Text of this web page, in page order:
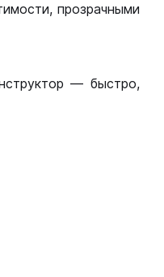
прозрачными
— быстро,